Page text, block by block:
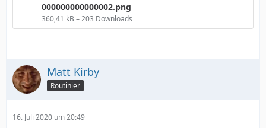
000000000000002.png
360,41 kB – 203 Downloads
Matt Kirby
Routinier
16. Juli 2020 um 20:49